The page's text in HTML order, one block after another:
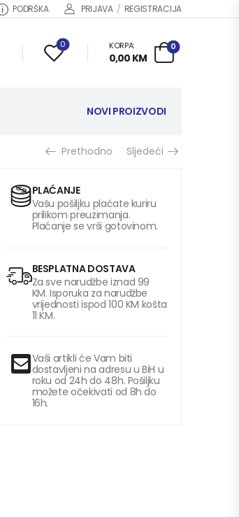
PODRŠKA PRIJAVA / REGISTRACIJA
0 KORPA:
0,00 KM
0
NOVI PROIZVODI
Prethodno Sljedeći
PLAĆANJE
Vašu pošiljku plaćate kuriru
prilikom preuzimanja.
Plaćanje se vrši gotovinom.
BESPLATNA DOSTAVA
Za sve narudžbe iznad 99
KM. Isporuka za narudžbe
vrijednosti ispod 100 KM košta
11 KM.
Vaši artikli će Vam biti
dostavljeni na adresu u BiH u
roku od 24h do 48h. Pošiljku
možete očekivati od 8h do
16h.